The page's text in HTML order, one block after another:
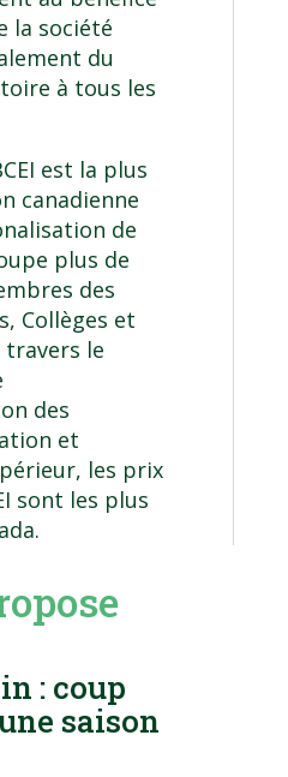
la société
du
à tous les
est la plus
canadienne
de
plus de
des
Collèges et
travers le
des
et
les prix
sont les plus
: coup
saison